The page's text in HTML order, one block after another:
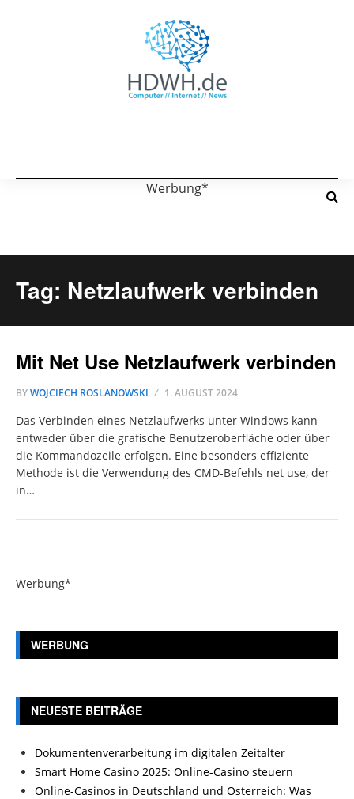
Werbung*
Tag: Netzlaufwerk verbinden
Mit Net Use Netzlaufwerk verbinden
BYWOJCIECH ROSLANOWSKI 1. AUGUST 2024
Das Verbinden eines Netzlaufwerks unter Windows kann
entweder über die grafische Benutzeroberfläche oder über
die Kommandozeile erfolgen. Eine besonders effiziente
Methode ist die Verwendung des CMD-Befehls net use, der
in…
Werbung*
WERBUNG
NEUESTE BEITRÄGE
Dokumentenverarbeitung im digitalen Zeitalter
Smart Home Casino 2025: Online-Casino steuern
Online-Casinos in Deutschland und Österreich: Was